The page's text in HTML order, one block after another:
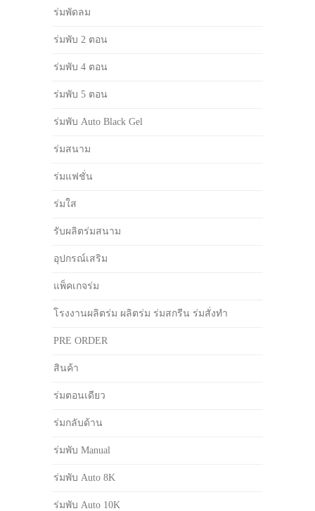
ร่มพัดลม
ร่มพับ 2 ตอน
ร่มพับ 4 ตอน
ร่มพับ 5 ตอน
ร่มพับ Auto Black Gel
ร่มสนาม
ร่มแฟชั่น
ร่มใส
รับผลิตร่มสนาม
อุปกรณ์เสริม
แพ็คเกจร่ม
โรงงานผลิตร่ม ผลิตร่ม ร่มสกรีน ร่มสั่งทำ
PRE ORDER
สินค้า
ร่มตอนเดียว
ร่มกลับด้าน
ร่มพับ Manual
ร่มพับ Auto 8K
ร่มพับ Auto 10K